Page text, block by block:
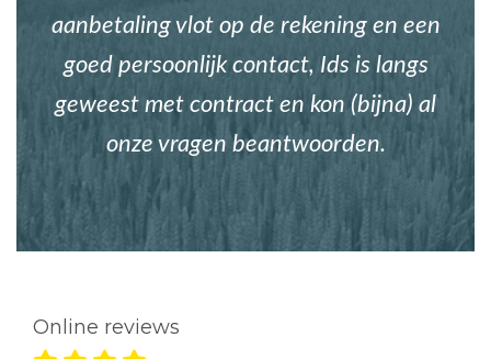
aanbetaling vlot op de rekening en een
goed persoonlijk contact, Ids is langs
geweest met contract en kon (bijna) al
onze vragen beantwoorden.
Online reviews